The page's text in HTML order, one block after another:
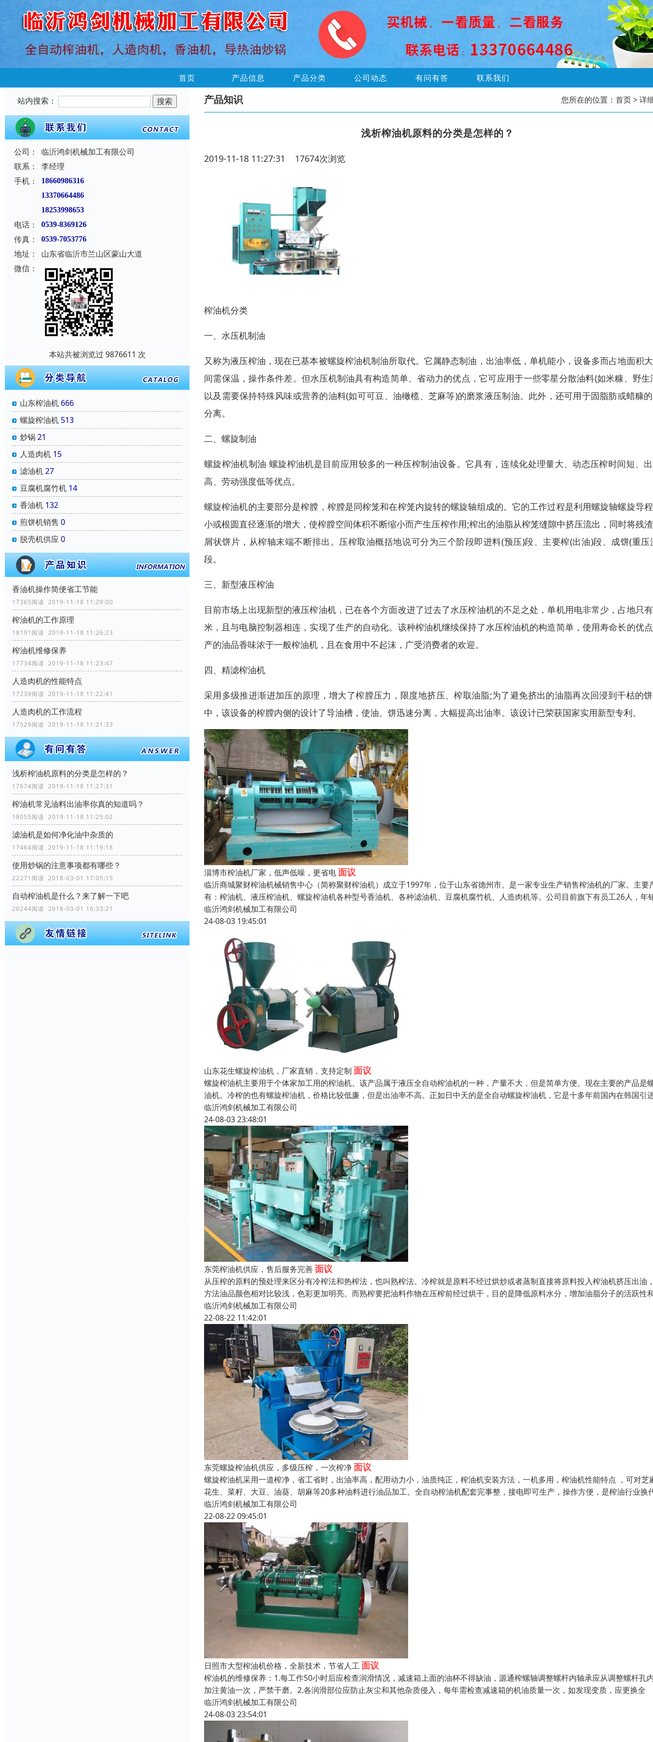
首页 产品信息 产品分类 公司动态 有问有答 联系我们
站内搜索：
公司：
临沂鸿剑机械加工有限公司
联系：
李经理
手机：
18660986316
13370664486
18253998653
电话： 0539-8369126
传真： 0539-7053776
地址：
山东省临沂市兰山区蒙山大道
微信：
本站共被浏览过 9876611 次
山东榨油机 666
螺旋榨油机 513
炒锅 21
人造肉机 15
滤油机27
豆腐机腐竹机 14
香油机 132
煎饼机销售 0
脱壳机供应0
香油机操作简便省工节能
17365阅读 2019-11-18 11:29:00
榨油机的工作原理
18191阅读 2019-11-18 11:26:23
榨油机维修保养
17734阅读 2019-11-18 11:23:47
人造肉机的性能特点
17239阅读 2019-11-18 11:22:41
人造肉机的工作流程
17529阅读 2019-11-18 11:21:33
浅析榨油机原料的分类是怎样的？
17674阅读 2019-11-18 11:27:31
榨油机常见油料出油率你真的知道吗？
18055阅读 2019-11-18 11:25:02
滤油机是如何净化油中杂质的
17464阅读 2019-11-18 11:19:18
使用炒锅的注意事项都有哪些？
22271阅读 2018-03-01 17:05:15
自动榨油机是什么？来了解一下吧
20244阅读 2018-03-01 16:33:21
产品知识 您所在的位置： 首页> 详
浅析榨油机原料的分类是怎样的？
2019-11-18 11:27:31 17674次浏览
榨油机分类
一、水压机制油
又称为液压榨油，现在已基本被螺旋榨油机制油所取代。它属静态制油，出油率低，单机能小，设备多而占地面积
间需保温，操作条件差。但水压机制油具有构造简单、省动力的优点，它可应用于一些零星分散油料(如米糠、野生
以及需要保持特殊风味或营养的油料(如可可豆、油橄榄、芝麻等)的磨浆液压制油。此外，还可用于固脂肪或蜡糠
分离。
二、螺旋制油
螺旋榨油机制油 螺旋榨油机是目前应用较多的一种压榨制油设备。它具有，连续化处理量大、动态压榨时间短、
高、劳动强度低等优点。
螺旋榨油机的主要部分是榨膛，榨膛是同榨笼和在榨笼内旋转的螺旋轴组成的。它的工作过程是利用螺旋轴螺旋导
小或根圆直径逐渐的增大，使榨膛空间体积不断缩小而产生压榨作用;榨出的油脂从榨笼缝隙中挤压流出，同时将残
屑状饼片，从榨轴末端不断排出。压榨取油概括地说可分为三个阶段即进料(预压)段、主要榨(出油)段、成饼(重压
段。
三、新型液压榨油
目前市场上出现新型的液压榨油机，已在各个方面改进了过去了水压榨油机的不足之处，单机用电非常少，占地只
米，且与电脑控制器相连，实现了生产的自动化。该种榨油机继续保持了水压榨油机的构造简单，使用寿命长的优
产的油品香味浓于一般榨油机，且在食用中不起沫，广受消费者的欢迎。
四、精滤榨油机
采用多级推进渐进加压的原理，增大了榨膛压力，限度地挤压、榨取油脂;为了避免挤出的油脂再次回浸到干枯的
中，该设备的榨膛内侧的设计了导油槽，使油、饼迅速分离，大幅提高出油率。该设计已荣获国家实用新型专利。
淄博市榨油机厂家，低声低噪，更省电面议
临沂商城聚财榨油机械销售中心（简称聚财榨油机）成立于1997年，位于山东省德州市。是一家专业生产销售榨油机的厂家。主要
有：榨油机、液压榨油机、螺旋榨油机各种型号香油机、各种滤油机、豆腐机腐竹机、人造肉机等。公司目前旗下有员工26人，年
临沂鸿剑机械加工有限公司
24-08-03 19:45:01
山东花生螺旋榨油机，厂家直销，支持定制 面议
螺旋榨油机主要用于个体家加工用的榨油机。该产品属于液压全自动榨油机的一种，产量不大，但是简单方便。现在主要的产品是
油机。冷榨的也有螺旋榨油机，价格比较低廉，但是出油率不高。正如日中天的是全自动螺旋榨油机，它是十多年前国内在韩国引
临沂鸿剑机械加工有限公司
24-08-03 23:48:01
东莞榨油机供应，售后服务完善面议
从压榨的原料的预处理来区分有冷榨法和热榨法，也叫熟榨法。冷榨就是原料不经过烘炒或者蒸制直接将原料投入榨油机挤压出油
方法油品颜色相对比较浅，色彩更加明亮。而熟榨要把油料作物在压榨前经过烘干，目的是降低原料水分，增加油脂分子的活跃性
临沂鸿剑机械加工有限公司
22-08-22 11:42:01
东莞螺旋榨油机供应，多级压榨，一次榨净面议
螺旋榨油机采用一道榨净，省工省时，出油率高，配用动力小，油质纯正，榨油机安装方法，一机多用，榨油机性能特点 ，可对芝
花生、菜籽、大豆、油葵、胡麻等20多种油料进行油品加工。全自动榨油机配套完事整，接电即可生产，操作方便，是榨油行业换
临沂鸿剑机械加工有限公司
22-08-22 09:45:01
‌日照市大型榨油机价格，全新技术，节省人工面议
榨油机的维修保养：1.每工作50小时后应检查润滑情况，减速箱上面的油杯不得缺油，源通榨螺轴调整螺杆内轴承应从调整螺杆孔
加注黄油一次，严禁干磨。2.各润滑部位应防止灰尘和其他杂质侵入，每年需检查减速箱的机油质量一次，如发现变质，应更换全
临沂鸿剑机械加工有限公司
24-08-03 23:54:01